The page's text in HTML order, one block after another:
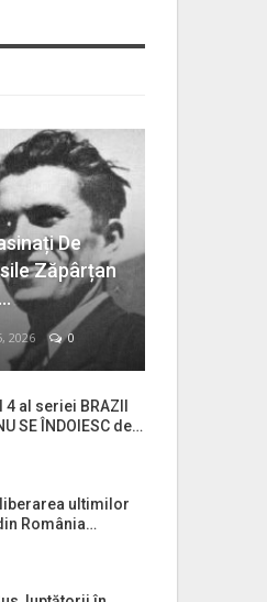
De
Zăpârțan
2026 0
al seriei BRAZII
SE ÎNDOIESC de…
ultimilor
România…